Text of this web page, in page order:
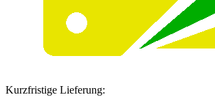
Kurzfristige Lieferung: